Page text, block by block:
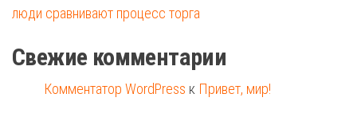
люди сравнивают процесс торга
Свежие комментарии
Комментатор WordPress к Привет, мир!